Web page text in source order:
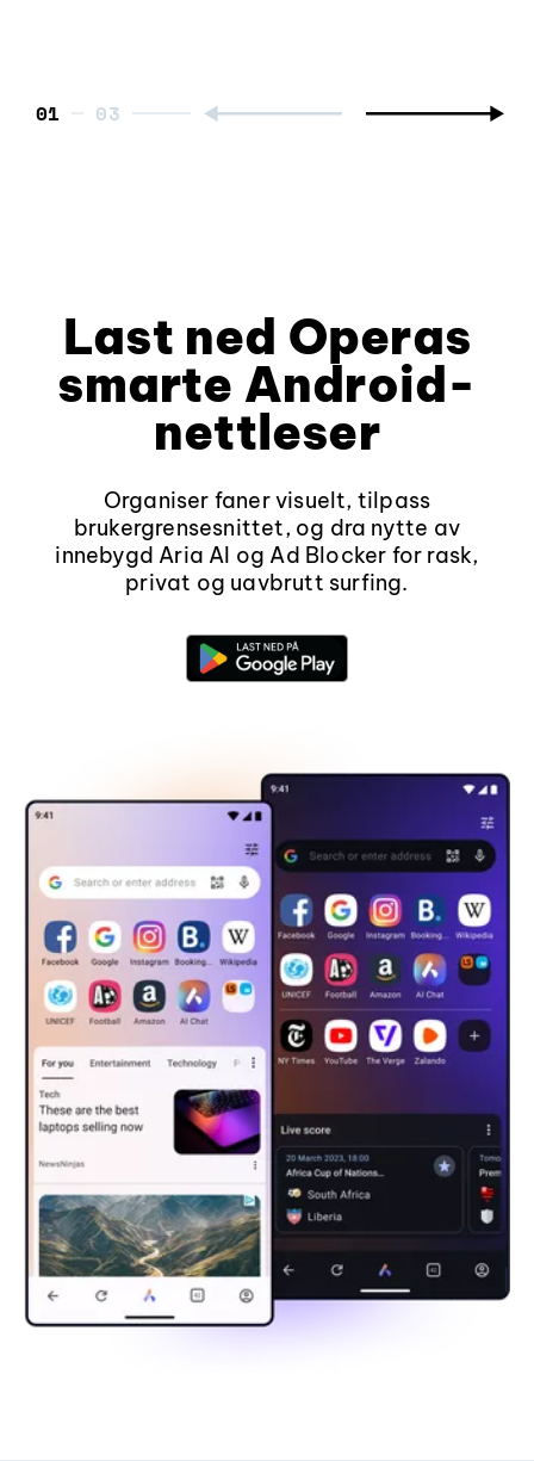
01
Last ned Operas
smarte Android-
nettleser
Organiser faner visuelt, tilpass
brukergrensesnittet, og dra nytte av
innebygd Aria AI og Ad Blocker for rask,
privat og uavbrutt surfing.